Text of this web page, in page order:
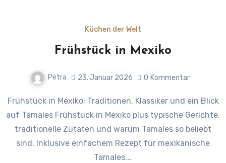
Küchen der Welt
Frühstück in Mexiko
Petra 23. Januar 2026 0 Kommentar
Frühstück in Mexiko: Traditionen, Klassiker und ein Blick
auf Tamales Frühstück in Mexiko plus typische Gerichte,
traditionelle Zutaten und warum Tamales so beliebt
sind. Inklusive einfachem Rezept für mexikanische
Tamales.…